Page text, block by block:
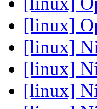
[linux]
[linux]
[linux]
[linux]